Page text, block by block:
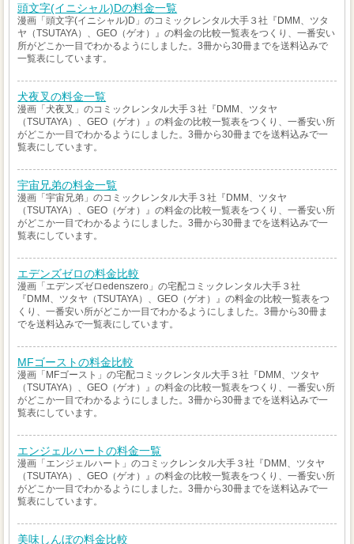
頭文字(イニシャル)Dの料金一覧
漫画「頭文字(イニシャル)D」のコミックレンタル大手３社『DMM、ツタ
ヤ（TSUTAYA）、GEO（ゲオ）』の料金の比較一覧表をつくり、一番安い
所がどこか一目でわかるようにしました。3冊から30冊までを送料込みで
一覧表にしています。
犬夜叉の料金一覧
漫画「犬夜叉」のコミックレンタル大手３社『DMM、ツタヤ
（TSUTAYA）、GEO（ゲオ）』の料金の比較一覧表をつくり、一番安い所
がどこか一目でわかるようにしました。3冊から30冊までを送料込みで一
覧表にしています。
宇宙兄弟の料金一覧
漫画「宇宙兄弟」のコミックレンタル大手３社『DMM、ツタヤ
（TSUTAYA）、GEO（ゲオ）』の料金の比較一覧表をつくり、一番安い所
がどこか一目でわかるようにしました。3冊から30冊までを送料込みで一
覧表にしています。
エデンズゼロの料金比較
漫画「エデンズゼロedenszero」の宅配コミックレンタル大手３社
『DMM、ツタヤ（TSUTAYA）、GEO（ゲオ）』の料金の比較一覧表をつ
くり、一番安い所がどこか一目でわかるようにしました。3冊から30冊ま
でを送料込みで一覧表にしています。
MFゴーストの料金比較
漫画「MFゴースト」の宅配コミックレンタル大手３社『DMM、ツタヤ
（TSUTAYA）、GEO（ゲオ）』の料金の比較一覧表をつくり、一番安い所
がどこか一目でわかるようにしました。3冊から30冊までを送料込みで一
覧表にしています。
エンジェルハートの料金一覧
漫画「エンジェルハート」のコミックレンタル大手３社『DMM、ツタヤ
（TSUTAYA）、GEO（ゲオ）』の料金の比較一覧表をつくり、一番安い所
がどこか一目でわかるようにしました。3冊から30冊までを送料込みで一
覧表にしています。
美味しんぼの料金比較